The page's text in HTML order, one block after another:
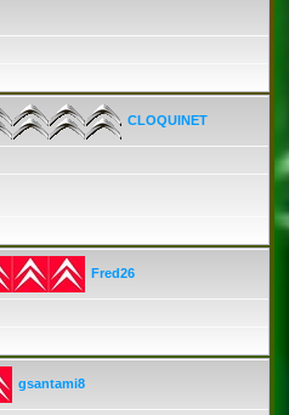
CLOQUINET
Fred26
gsantami8